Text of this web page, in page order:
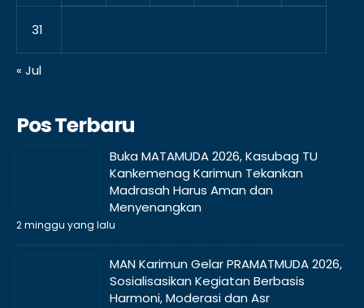
31
« Jul
Pos Terbaru
Buka MATAMUDA 2026, Kasubag TU
Kankemenag Karimun Tekankan
Madrasah Harus Aman dan
Menyenangkan
2 minggu yang lalu
MAN Karimun Gelar PRAMATMUDA 2026,
Sosialisasikan Kegiatan Berbasis
Harmoni, Moderasi dan Asr